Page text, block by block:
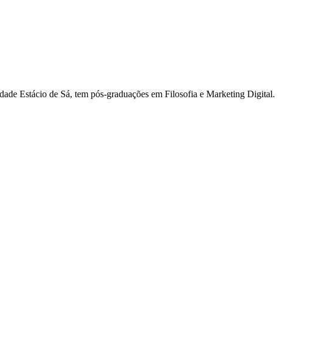
Estácio de Sá, tem pós-graduações em Filosofia e Marketing Digital.